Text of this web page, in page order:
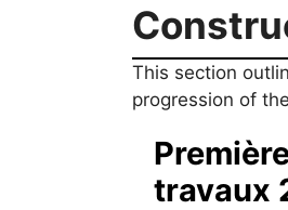
This section
progression of
travaux